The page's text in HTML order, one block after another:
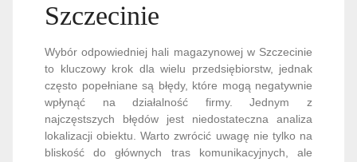
Szczecinie
Wybór odpowiedniej hali magazynowej w Szczecinie
to kluczowy krok dla wielu przedsiębiorstw, jednak
często popełniane są błędy, które mogą negatywnie
wpłynąć na działalność firmy. Jednym z
najczęstszych błędów jest niedostateczna analiza
lokalizacji obiektu. Warto zwrócić uwagę nie tylko na
bliskość do głównych tras komunikacyjnych, ale